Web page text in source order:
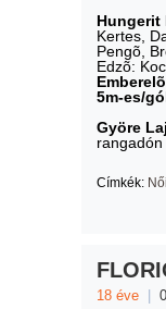
Hungerit
Kertes,
Pengõ,
Edzõ:
5m-es/
Györe
Címkék:
18 éve